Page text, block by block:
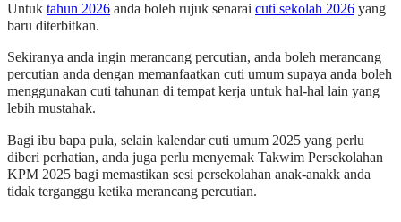
Untuk tahun 2026 anda boleh rujuk senarai cuti sekolah 2026 yang
baru diterbitkan.
Sekiranya anda ingin merancang percutian, anda boleh merancang
percutian anda dengan memanfaatkan cuti umum supaya anda boleh
menggunakan cuti tahunan di tempat kerja untuk hal-hal lain yang
lebih mustahak.
Bagi ibu bapa pula, selain kalendar cuti umum 2025 yang perlu
diberi perhatian, anda juga perlu menyemak Takwim Persekolahan
KPM 2025 bagi memastikan sesi persekolahan anak-anakk anda
tidak terganggu ketika merancang percutian.